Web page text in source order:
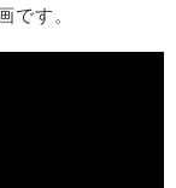
です。